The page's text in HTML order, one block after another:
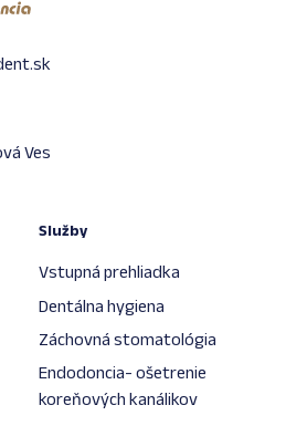
Ves
Služby
Vstupná prehliadka
Dentálna hygiena
Záchovná stomatológia
Endodoncia- ošetrenie
koreňových kanálikov